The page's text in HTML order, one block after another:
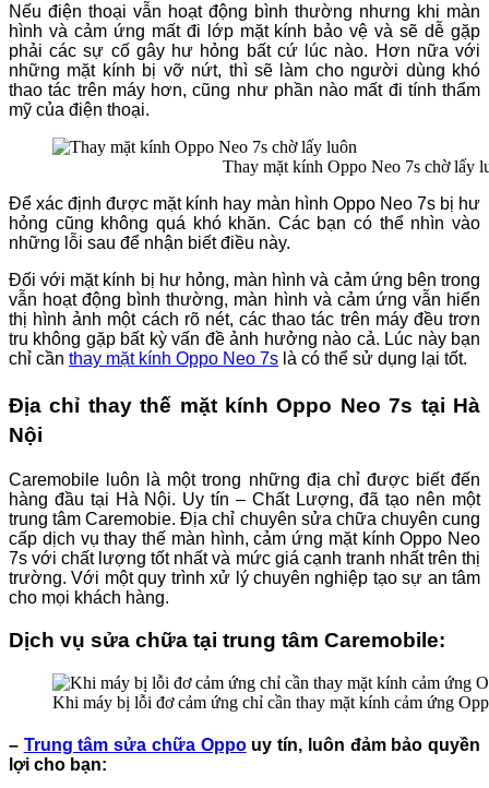
Nếu điện thoại vẫn hoạt động bình thường nhưng khi màn
hình và cảm ứng mất đi lớp mặt kính bảo vệ và sẽ dễ gặp
phải các sự cố gây hư hỏng bất cứ lúc nào. Hơn nữa với
những mặt kính bị vỡ nứt, thì sẽ làm cho người dùng khó
thao tác trên máy hơn, cũng như phần nào mất đi tính thẩm
mỹ của điện thoại.
Thay mặt kính Oppo Neo 7s chờ lấy
Để xác định được mặt kính hay màn hình Oppo Neo 7s bị hư
hỏng cũng không quá khó khăn. Các bạn có thể nhìn vào
những lỗi sau để nhận biết điều này.
Đối với mặt kính bị hư hỏng, màn hình và cảm ứng bên trong
vẫn hoạt động bình thường, màn hình và cảm ứng vẫn hiển
thị hình ảnh một cách rõ nét, các thao tác trên máy đều trơn
tru không gặp bất kỳ vấn đề ảnh hưởng nào cả. Lúc này bạn
chỉ cần thay mặt kính Oppo Neo 7s là có thể sử dụng lại tốt.
Địa chỉ thay thế mặt kính Oppo Neo 7s tại Hà
Nội
Caremobile luôn là một trong những địa chỉ được biết đến
hàng đầu tại Hà Nội. Uy tín – Chất Lượng, đã tạo nên một
trung tâm Caremobie. Địa chỉ chuyên sửa chữa chuyên cung
cấp dịch vụ thay thế màn hình, cảm ứng mặt kính Oppo Neo
7s với chất lượng tốt nhất và mức giá cạnh tranh nhất trên thị
trường. Với một quy trình xử lý chuyên nghiệp tạo sự an tâm
cho mọi khách hàng.
Dịch vụ sửa chữa tại trung tâm Caremobile:
Khi máy bị lỗi đơ cảm ứng chỉ cần thay mặt kính cảm ứng
– Trung tâm sửa chữa Oppouy tín, luôn đảm bảo quyền
lợi cho bạn: